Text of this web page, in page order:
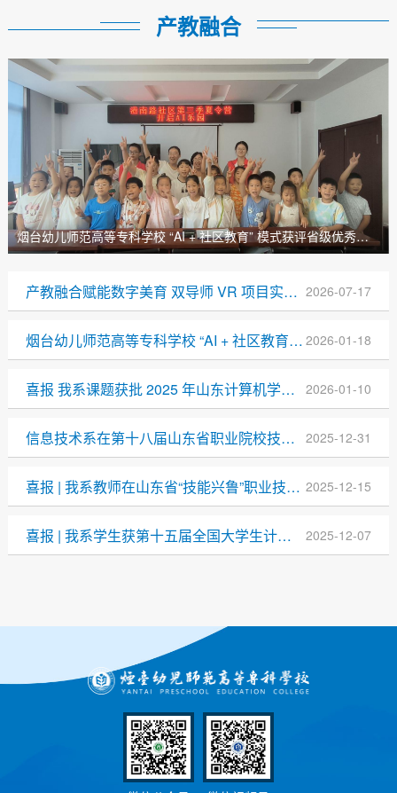
产教融合
烟台幼儿师范高等专科学校 “AI + 社区教育” 模式获评省级优秀典型 校社协同绘就终身学习新图景
产教融合赋能数字美育 双导师 VR 项目实践教学改革结硕果 —— 烟台幼儿师范高等专科学校联合遥知科技完成系列全景项目实训结课汇报 2026-07-17
烟台幼儿师范高等专科学校 “AI + 社区教育” 模式获评省级优秀典型 校社协同绘就终身学习新图景 2026-01-18
喜报 我系课题获批 2025 年山东计算机学会职业教育教学改革课题立项 2026-01-10
信息技术系在第十八届山东省职业院校技能大赛艺术设计赛道喜获铜奖 2025-12-31
喜报 | 我系教师在山东省“技能兴鲁”职业技能大赛中喜获佳绩 2025-12-15
喜报 | 我系学生获第十五届全国大学生计算机应用能力与数字素养大赛全国总决赛二等奖 2025-12-07